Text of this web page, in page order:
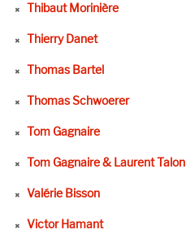
Thibaut Morinière
Thierry Danet
Thomas Bartel
Thomas Schwoerer
Tom Gagnaire
Tom Gagnaire & Laurent Talon
Valérie Bisson
Victor Hamant